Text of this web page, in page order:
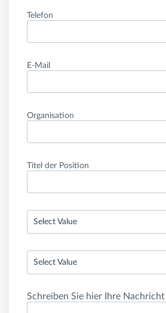
Telefon
E-Mail
Organisation
Titel der Position
Select Value
Select Value
Schreiben Sie hier Ihre Nachricht